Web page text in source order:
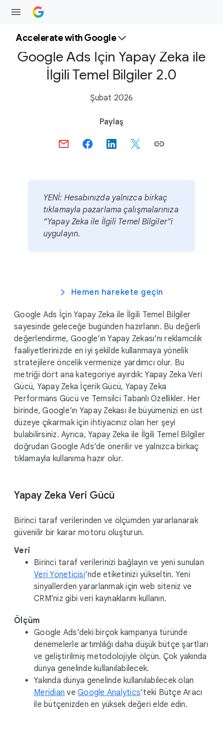
Accelerate with Google
Google Ads İçin Yapay Zeka ile
İlgili Temel Bilgiler 2.0
Şubat 2026
Paylaş
YENİ: Hesabınızda yalnızca birkaç
tıklamayla pazarlama çalışmalarınıza
“Yapay Zeka ile İlgili Temel Bilgiler"i
uygulayın.
Hemen harekete geçin
Google Ads İçin Yapay Zeka ile İlgili Temel Bilgiler
sayesinde geleceğe bugünden hazırlanın. Bu değerli
değerlendirme, Google’ın Yapay Zekası’nı reklamcılık
faaliyetlerinizde en iyi şekilde kullanmaya yönelik
stratejilere öncelik vermenize yardımcı olur. Bu
metriği dört ana kategoriye ayırdık: Yapay Zeka Veri
Gücü, Yapay Zeka İçerik Gücü, Yapay Zeka
Performans Gücü ve Temsilci Tabanlı Özellikler. Her
birinde, Google’ın Yapay Zekası ile büyümenizi en üst
düzeye çıkarmak için ihtiyacınız olan her şeyi
bulabilirsiniz. Ayrıca, Yapay Zeka ile İlgili Temel Bilgiler
doğrudan Google Ads’de önerilir ve yalnızca birkaç
tıklamayla kullanıma hazır olur.
Yapay Zeka Veri Gücü
Birinci taraf verilerinden ve ölçümden yararlanarak
güvenilir bir karar motoru oluşturun.
Veri
Birinci taraf verilerinizi bağlayın ve yeni sunulan
Veri Yöneticisi‘nde etiketinizi yükseltin. Yeni
sinyallerden yararlanmak için web siteniz ve
CRM’niz gibi veri kaynaklarını kullanın.
Ölçüm
Google Ads’deki birçok kampanya türünde
denemelerle artımlılığı daha düşük bütçe şartları
ve geliştirilmiş metodolojiyle ölçün. Çok yakında
dünya genelinde kullanılabilecek.
Yakında dünya genelinde kullanılabilecek olan
Meridian ve Google Analytics‘teki Bütçe Aracı
ile bütçenizden en yüksek değeri elde edin.